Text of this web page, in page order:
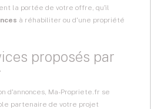
la portée de votre offre, qu'il
à réhabiliter ou d'une propriété
proposés par
d'annonces, Ma-Propriete.fr se
partenaire de votre projet